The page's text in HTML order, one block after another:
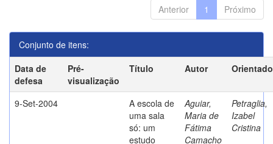
Anterior 1 Próximo
Conjunto de itens:
Data de
defesa
Pré-
visualização
Título Autor
9-Set-2004
A escola de
uma sala
só: um
estudo
Aguiar,
Maria de
Fátima
Camacho
Petraglia,
Izabel
Cristina